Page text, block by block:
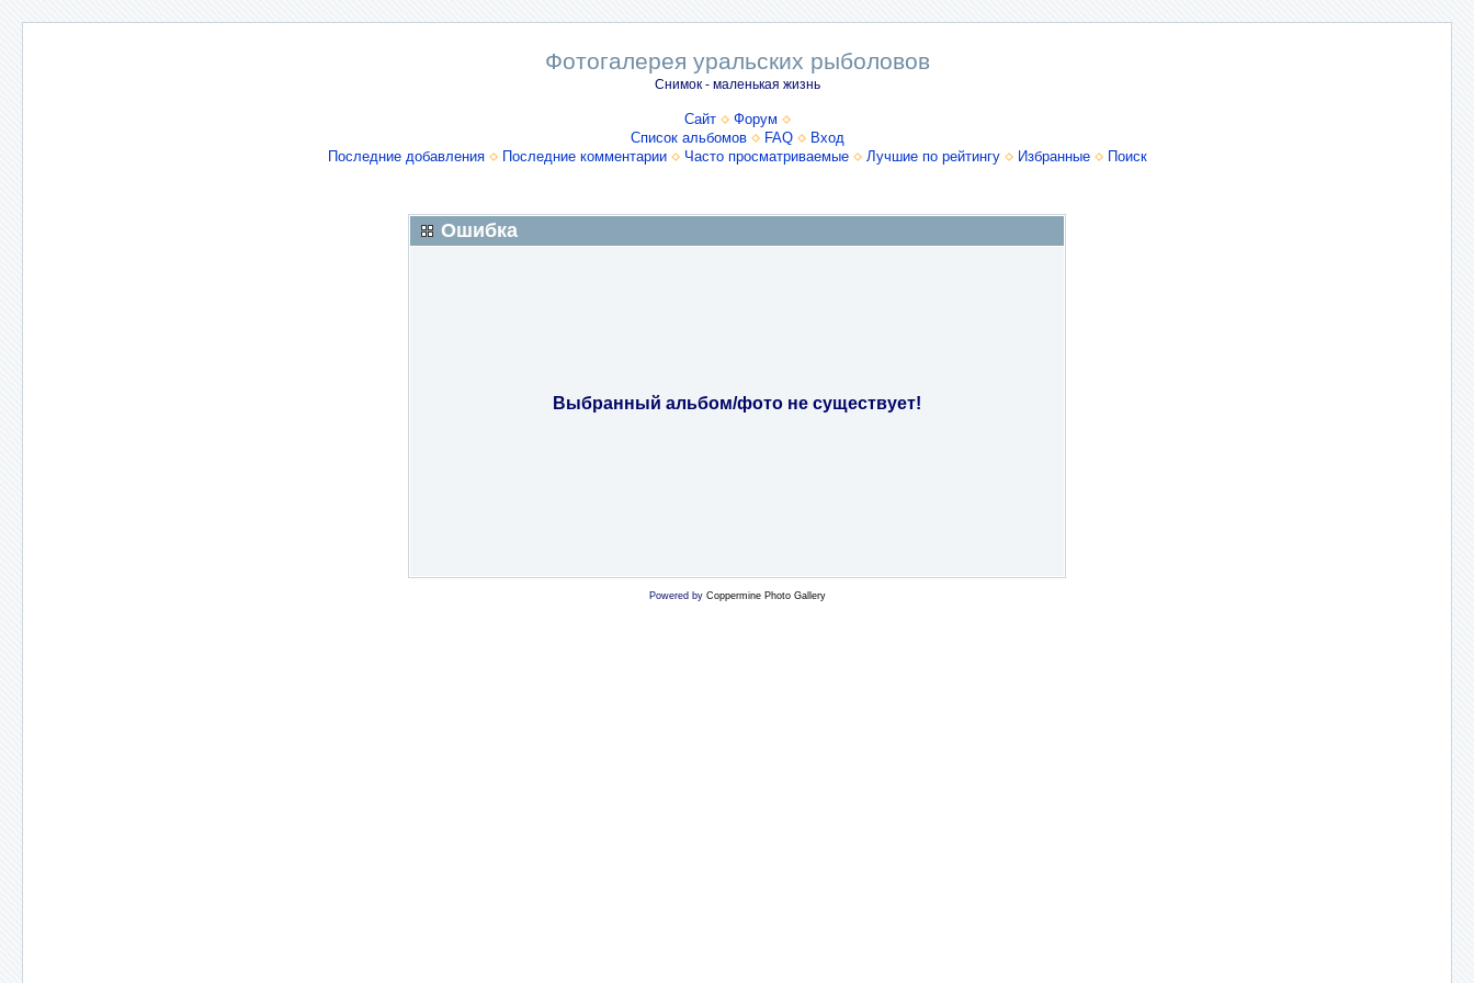
Фотогалерея уральских рыболовов
Снимок - маленькая жизнь
Сайт
Форум
Список альбомов
FAQ
Вход
Последние добавления
Последние комментарии Часто просматриваемые Лучшие по рейтингу Избранные Поиск
Ошибка
Выбранный альбом/фото не существует!
Powered by Coppermine Photo Gallery